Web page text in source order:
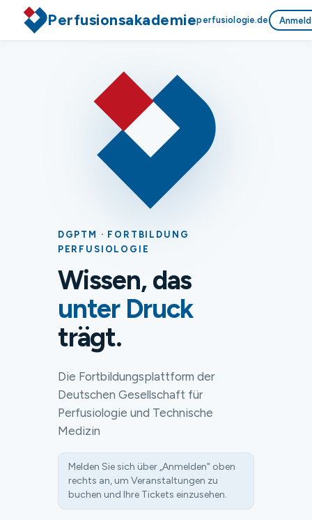
Perfusionsakademieperfusiologie.de
DGPTM · FORTBILDUNG
PERFUSIOLOGIE
Wissen, das
unter Druck
trägt.
Die Fortbildungsplattform der
Deutschen Gesellschaft für
Perfusiologie und Technische
Medizin
Melden Sie sich über „Anmelden" oben
rechts an, um Veranstaltungen zu
buchen und Ihre Tickets einzusehen.